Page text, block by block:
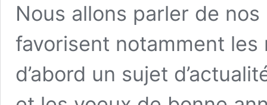
Nous allons parler de
favorisent notamment les
d’abord un sujet